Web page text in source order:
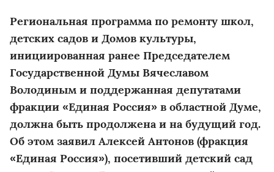
Региональная программа по ремонту школ,
детских садов и Домов культуры,
инициированная ранее Председателем
Государственной Думы Вячеславом
Володиным и поддержанная депутатами
фракции «Единая Россия» в областной Думе,
должна быть продолжена и на будущий год.
Об этом заявил Алексей Антонов (фракция
«Единая Россия»), посетивший детский сад